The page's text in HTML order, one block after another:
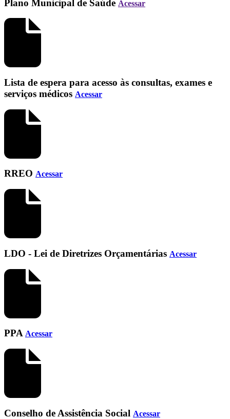
Plano Municipal de Saúde Acessar
Lista de espera para acesso às consultas, exames e
serviços médicos Acessar
RREO Acessar
LDO - Lei de Diretrizes Orçamentárias Acessar
PPA Acessar
Conselho de Assistência Social Acessar